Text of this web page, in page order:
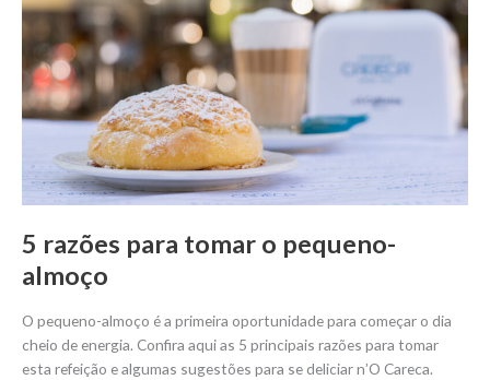
5 razões para tomar o pequeno-
almoço
O pequeno-almoço é a primeira oportunidade para começar o dia
cheio de energia. Confira aqui as 5 principais razões para tomar
esta refeição e algumas sugestões para se deliciar n’O Careca.
para
tomar
pequeno-
almoço